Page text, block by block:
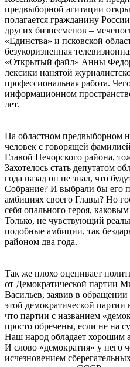
предвыборной агитации
полагается гражданину
других бизнесменов –
«Единства» и псковской
безукоризненная
«Открытый файл» Анны
лексики нанятой
профессиональная работа.
информационном
лет.
На областном предвыборном
человек с говорящей
Главой Печорского района,
Захотелось стать депутатом
года назад он не знал, что
Собрание? И выбрали бы его
амбициях своего Главы? Но
себя опального героя,
Только, не чувствующий
подобные амбиции, так
районом два года.
Так же плохо оценивает
от Демократической партии
Васильев, заявив в
этой демократической
что партии с названием
просто обречены, если не на
Наш народ обладает хорошим
И слово «демократия» у него
исчезновением